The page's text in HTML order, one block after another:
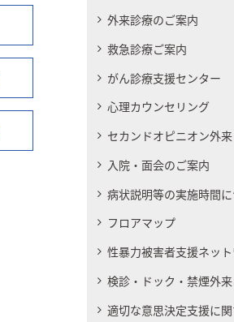
外来診療のご案内
救急診療ご案内
がん診療支援センター
心理カウンセリング
セカンドオピニオン外来
入院・面会のご案内
病状説明等の実施時間
フロアマップ
性暴力被害者支援ネッ
検診・ドック・禁煙外
適切な意思決定支援に